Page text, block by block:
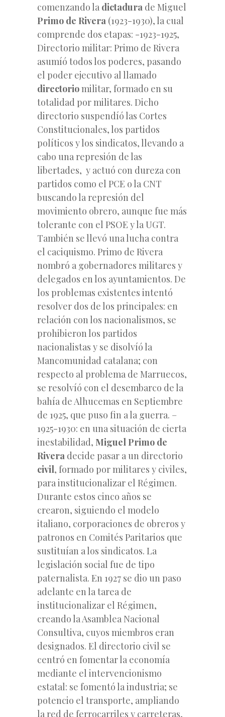
comenzando la dictadura de Miguel
Primo de Rivera (1923-1930), la cual
comprende dos etapas: -1923-1925,
Directorio militar: Primo de Rivera
asumíó todos los poderes, pasando
el poder ejecutivo al llamado
directoriomilitar, formado en su
totalidad por militares. Dicho
directorio suspendíó las Cortes
Constitucionales, los partidos
políticos y los sindicatos, llevando a
cabo una represión de las
libertades, y actuó con dureza con
partidos como el PCE o la CNT
buscando la represión del
movimiento obrero, aunque fue más
tolerante con el PSOE y la UGT.
También se llevó una lucha contra
el caciquismo. Primo de Rivera
nombró a gobernadores militares y
delegados en los ayuntamientos. De
los problemas existentes intentó
resolver dos de los principales: en
relación con los nacionalismos, se
prohibieron los partidos
nacionalistas y se disolvíó la
Mancomunidad catalana; con
respecto al problema de Marruecos,
se resolvíó con el desembarco de la
bahía de Alhucemas en Septiembre
de 1925, que puso fin a la guerra. –
1925-1930: en una situación de cierta
inestabilidad, Miguel Primo de
Rivera decide pasar a un directorio
civil, formado por militares y civiles,
para institucionalizar el Régimen.
Durante estos cinco años se
crearon, siguiendo el modelo
italiano, corporaciones de obreros y
patronos en Comités Paritarios que
sustituían a los sindicatos. La
legislación social fue de tipo
paternalista. En 1927 se dio un paso
adelante en la tarea de
institucionalizar el Régimen,
creando la Asamblea Nacional
Consultiva, cuyos miembros eran
designados. El directorio civil se
centró en fomentar la economía
mediante el intervencionismo
estatal: se fomentó la industria; se
potencio el transporte, ampliando
la red de ferrocarriles y carreteras,